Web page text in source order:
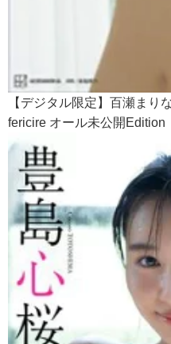
【デジタル限定】百瀬まり
fericire オール未公開Edition